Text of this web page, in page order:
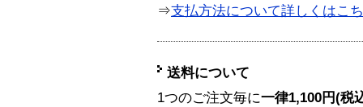
⇒支払方法について詳しくはこ
送料について
1つのご注文毎に一律1,100円(税